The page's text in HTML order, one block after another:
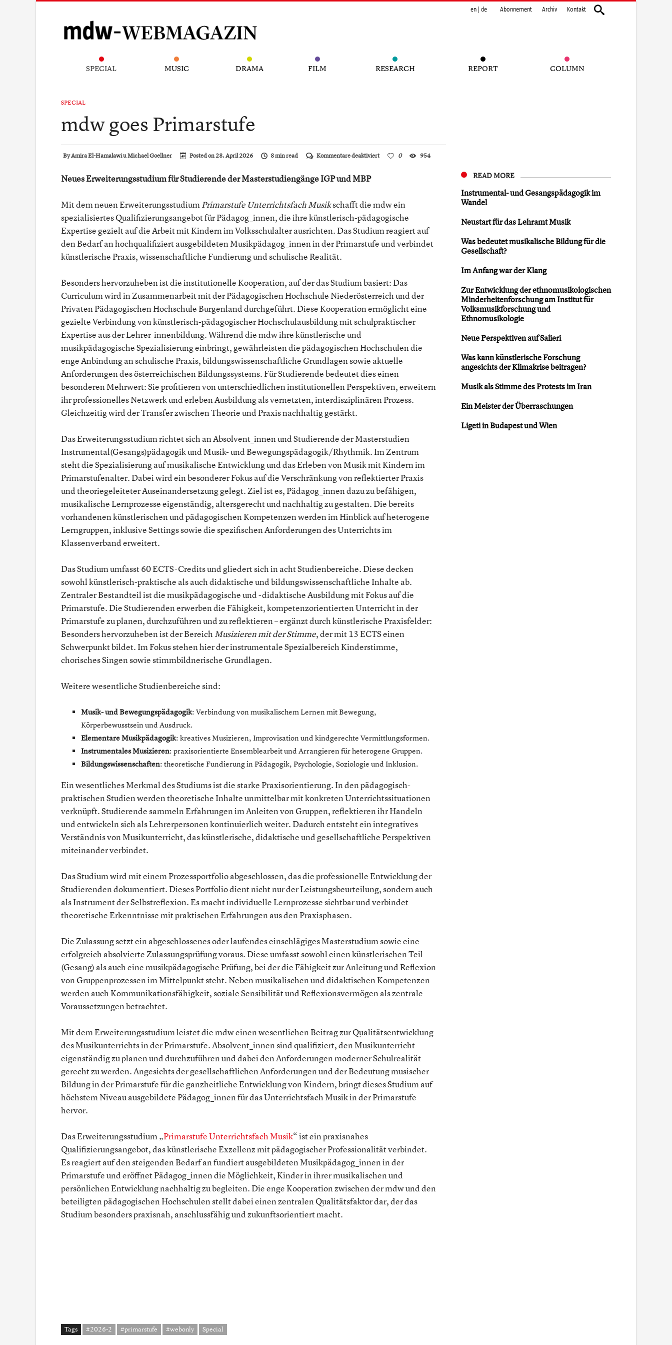
en de Abonnement Archiv Kontakt
SPECIAL MUSIC DRAMA FILM RESEARCH REPORT COLUMN
SPECIAL
mdw goes Primarstufe
ByAmira El-Hamalawi u Michael Goellner Posted on28. April 2026 8 min read Kommentare deaktiviertfür
0 954
Neues Erweiterungsstudium für Studierende der Masterstudiengänge IGP und MBP
Mit dem neuen Erweiterungsstudium Primarstufe Unterrichtsfach Musikschafft die mdw ein
spezialisiertes Qualifizierungsangebot für Pädagog_innen, die ihre künstlerisch-pädagogische
Expertise gezielt auf die Arbeit mit Kindern im Volksschulalter ausrichten. Das Studium reagiert auf
den Bedarf an hochqualifiziert ausgebildeten Musikpädagog_innen in der Primarstufe und verbindet
künstlerische Praxis, wissenschaftliche Fundierung und schulische Realität.
Besonders hervorzuheben ist die institutionelle Kooperation, auf der das Studium basiert: Das
Curriculum wird in Zusammenarbeit mit der Pädagogischen Hochschule Niederösterreich und der
Privaten Pädagogischen Hochschule Burgenland durchgeführt. Diese Kooperation ermöglicht eine
gezielte Verbindung von künstlerisch-pädagogischer Hochschulausbildung mit schulpraktischer
Expertise aus der Lehrer_innenbildung. Während die mdw ihre künstlerische und
musikpädagogische Spezialisierung einbringt, gewährleisten die pädagogischen Hochschulen die
enge Anbindung an schulische Praxis, bildungswissenschaftliche Grundlagen sowie aktuelle
Anforderungen des österreichischen Bildungssystems. Für Studierende bedeutet dies einen
besonderen Mehrwert: Sie profitieren von unterschiedlichen institutionellen Perspektiven, erweitern
ihr professionelles Netzwerk und erleben Ausbildung als vernetzten, interdisziplinären Prozess.
Gleichzeitig wird der Transfer zwischen Theorie und Praxis nachhaltig gestärkt.
Das Erweiterungsstudium richtet sich an Absolvent_innen und Studierende der Masterstudien
Instrumental(Gesangs)pädagogik und Musik- und Bewegungspädagogik/Rhythmik. Im Zentrum
steht die Spezialisierung auf musikalische Entwicklung und das Erleben von Musik mit Kindern im
Primarstufenalter. Dabei wird ein besonderer Fokus auf die Verschränkung von reflektierter Praxis
und theoriegeleiteter Auseinandersetzung gelegt. Ziel ist es, Pädagog_innen dazu zu befähigen,
musikalische Lernprozesse eigenständig, altersgerecht und nachhaltig zu gestalten. Die bereits
vorhandenen künstlerischen und pädagogischen Kompetenzen werden im Hinblick auf heterogene
Lerngruppen, inklusive Settings sowie die spezifischen Anforderungen des Unterrichts im
Klassenverband erweitert.
Das Studium umfasst 60 ECTS-Credits und gliedert sich in acht Studienbereiche. Diese decken
sowohl künstlerisch-praktische als auch didaktische und bildungswissenschaftliche Inhalte ab.
Zentraler Bestandteil ist die musikpädagogische und -didaktische Ausbildung mit Fokus auf die
Primarstufe. Die Studierenden erwerben die Fähigkeit, kompetenzorientierten Unterricht in der
Primarstufe zu planen, durchzuführen und zu reflektieren – ergänzt durch künstlerische Praxisfelder:
Besonders hervorzuheben ist der Bereich Musizieren mit der Stimme, der mit 13 ECTS einen
Schwerpunkt bildet. Im Fokus stehen hier der instrumentale Spezialbereich Kinderstimme,
chorisches Singen sowie stimmbildnerische Grundlagen.
Weitere wesentliche Studienbereiche sind:
Musik- und Bewegungspädagogik: Verbindung von musikalischem Lernen mit Bewegung,
Körperbewusstsein und Ausdruck.
Elementare Musikpädagogik: kreatives Musizieren, Improvisation und kindgerechte Vermittlungsformen.
Instrumentales Musizieren: praxisorientierte Ensemblearbeit und Arrangieren für heterogene Gruppen.
Bildungswissenschaften: theoretische Fundierung in Pädagogik, Psychologie, Soziologie und Inklusion.
Ein wesentliches Merkmal des Studiums ist die starke Praxisorientierung. In den pädagogisch-
praktischen Studien werden theoretische Inhalte unmittelbar mit konkreten Unterrichtssituationen
verknüpft. Studierende sammeln Erfahrungen im Anleiten von Gruppen, reflektieren ihr Handeln
und entwickeln sich als Lehrerpersonen kontinuierlich weiter. Dadurch entsteht ein integratives
Verständnis von Musikunterricht, das künstlerische, didaktische und gesellschaftliche Perspektiven
miteinander verbindet.
Das Studium wird mit einem Prozessportfolio abgeschlossen, das die professionelle Entwicklung der
Studierenden dokumentiert. Dieses Portfolio dient nicht nur der Leistungsbeurteilung, sondern auch
als Instrument der Selbstreflexion. Es macht individuelle Lernprozesse sichtbar und verbindet
theoretische Erkenntnisse mit praktischen Erfahrungen aus den Praxisphasen.
Die Zulassung setzt ein abgeschlossenes oder laufendes einschlägiges Masterstudium sowie eine
erfolgreich absolvierte Zulassungsprüfung voraus. Diese umfasst sowohl einen künstlerischen Teil
(Gesang) als auch eine musikpädagogische Prüfung, bei der die Fähigkeit zur Anleitung und Reflexion
von Gruppenprozessen im Mittelpunkt steht. Neben musikalischen und didaktischen Kompetenzen
werden auch Kommunikationsfähigkeit, soziale Sensibilität und Reflexionsvermögen als zentrale
Voraussetzungen betrachtet.
Mit dem Erweiterungsstudium leistet die mdw einen wesentlichen Beitrag zur Qualitätsentwicklung
des Musikunterrichts in der Primarstufe. Absolvent_innen sind qualifiziert, den Musikunterricht
eigenständig zu planen und durchzuführen und dabei den Anforderungen moderner Schulrealität
gerecht zu werden. Angesichts der gesellschaftlichen Anforderungen und der Bedeutung musischer
Bildung in der Primarstufe für die ganzheitliche Entwicklung von Kindern, bringt dieses Studium auf
höchstem Niveau ausgebildete Pädagog_innen für das Unterrichtsfach Musik in der Primarstufe
hervor.
Das Erweiterungsstudium „Primarstufe Unterrichtsfach Musik“ ist ein praxisnahes
Qualifizierungsangebot, das künstlerische Exzellenz mit pädagogischer Professionalität verbindet.
Es reagiert auf den steigenden Bedarf an fundiert ausgebildeten Musikpädagog_innen in der
Primarstufe und eröffnet Pädagog_innen die Möglichkeit, Kinder in ihrer musikalischen und
persönlichen Entwicklung nachhaltig zu begleiten. Die enge Kooperation zwischen der mdw und den
beteiligten pädagogischen Hochschulen stellt dabei einen zentralen Qualitätsfaktor dar, der das
Studium besonders praxisnah, anschlussfähig und zukunftsorientiert macht.
Tags #2026-2 #primarstufe #webonly Special
READ MORE
Instrumental- und Gesangspädagogik im
Wandel
Neustart für das Lehramt Musik
Was bedeutet musikalische Bildung für die
Gesellschaft?
Im Anfang war der Klang
Zur Entwicklung der ethnomusikologischen
Minderheitenforschung am Institut für
Volksmusikforschung und
Ethnomusikologie
Neue Perspektiven auf Salieri
Was kann künstlerische Forschung
angesichts der Klimakrise beitragen?
Musik als Stimme des Protests im Iran
Ein Meister der Überraschungen
Ligeti in Budapest und Wien